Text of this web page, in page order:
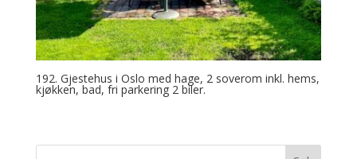
192. Gjestehus i Oslo med hage, 2 soverom inkl. hems,
kjøkken, bad, fri parkering 2 biler.